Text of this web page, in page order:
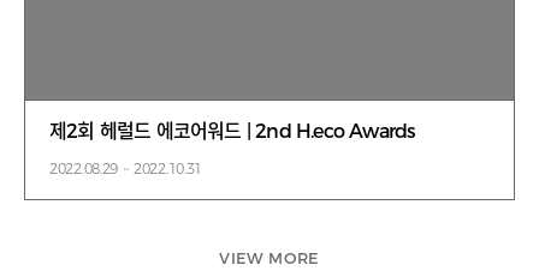
제2회 헤럴드 에코어워드 | 2nd H.eco Awards
2022.08.29 ~ 2022.10.31
VIEW MORE